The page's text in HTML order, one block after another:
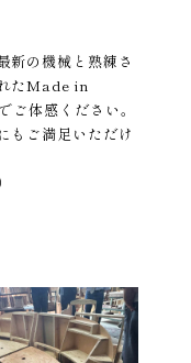
新の機械と熟練さ
たMade in
体感ください。
もご満足いただけ